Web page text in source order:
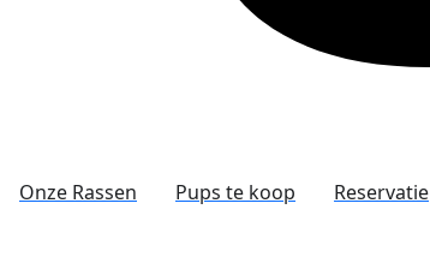
Onze Rassen Pups te koop Reservatie